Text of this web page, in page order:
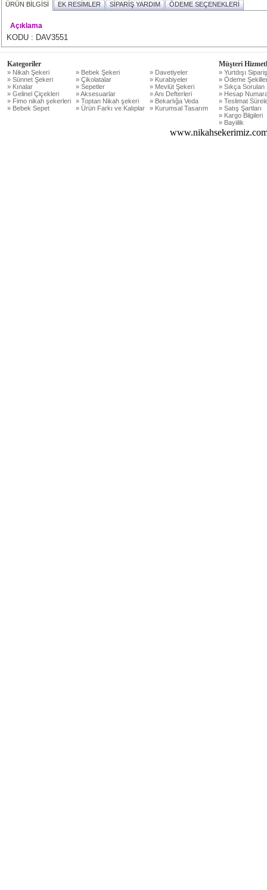
ÜRÜN BİLGİSİ EK RESİMLER SİPARİŞ YARDIM ÖDEME SEÇENEKLERİ
Açıklama
KODU : DAV3551
Kategoriler
» Nikah Şekeri » Bebek Şekeri
» Davetiyeler
» Sünnet Şekeri
» Çikolatalar
» Kurabiyeler
» Kınalar
» Sepetler
» Mevlüt Şekeri
» Gelinel Çiçekleri
» Aksesuarlar
» Anı Defterleri
» Fimo nikah şekerleri
» Toptan Nikah şekeri
» Bekarlığa Veda
» Bebek Sepet
» Ürün Farkı ve Kalıplar » Kurumsal Tasarım
Müşteri
» Yurtdışı
» Ödeme
» Sıkça Sorulan
» Hesap
» Teslimat
» Satış Şartları
» Kargo Bilgileri
» Bayiilik